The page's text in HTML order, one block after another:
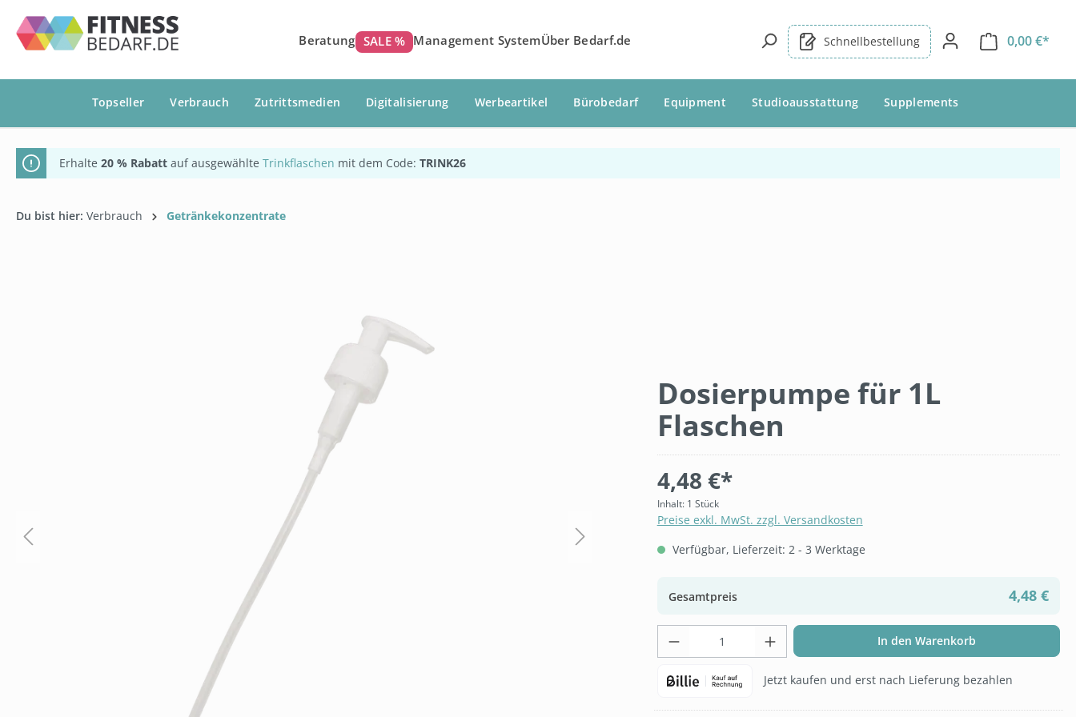
Zur Hauptnavigation springen
Beratung SALE % Management SystemÜber Bedarf.de Schnellbestellung 0,00 €*
Topseller Verbrauch Zutrittsmedien Digitalisierung Werbeartikel Bürobedarf Equipment Studioausstattung Supplements
Erhalte 20 % Rabatt auf ausgewählte Trinkflaschen mit dem Code: TRINK26
Du bist hier: Verbrauch Getränkekonzentrate
Dosierpumpe für 1L
Flaschen
4,48 €*
Inhalt: 1 Stück
Preise exkl. MwSt. zzgl. Versandkosten
Verfügbar, Lieferzeit: 2 - 3 Werktage
Gesamtpreis 4,48 €
Produkt Anzahl: Gib den gewünschten Wert
In den Warenkorb
Jetzt kaufen und erst nach Lieferung bezahlen